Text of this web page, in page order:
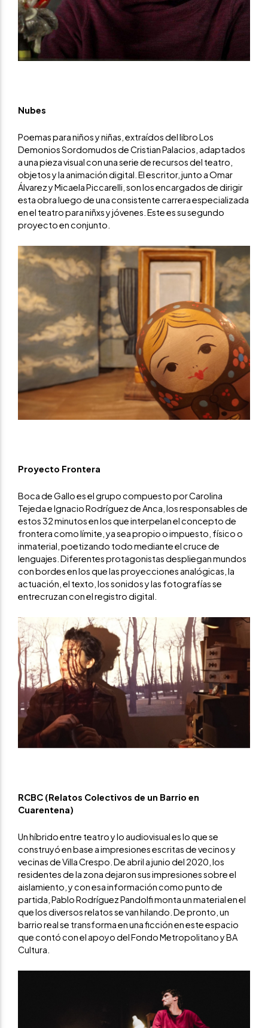
Nubes
Poemas para niños y niñas, extraídos del libro Los
Demonios Sordomudos de Cristian Palacios, adaptados
a una pieza visual con una serie de recursos del teatro,
objetos y la animación digital. El escritor, junto a Omar
Álvarez y Micaela Piccarelli, son los encargados de dirigir
esta obra luego de una consistente carrera especializada
en el teatro para niñxs y jóvenes. Este es su segundo
proyecto en conjunto.
Proyecto Frontera
Boca de Gallo es el grupo compuesto por Carolina
Tejeda e Ignacio Rodríguez de Anca, los responsables de
estos 32 minutos en los que interpelan el concepto de
frontera como límite, ya sea propio o impuesto, físico o
inmaterial, poetizando todo mediante el cruce de
lenguajes. Diferentes protagonistas despliegan mundos
con bordes en los que las proyecciones analógicas, la
actuación, el texto, los sonidos y las fotografías se
entrecruzan con el registro digital.
RCBC (Relatos Colectivos de un Barrio en
Cuarentena)
Un híbrido entre teatro y lo audiovisual es lo que se
construyó en base a impresiones escritas de vecinos y
vecinas de Villa Crespo. De abril a junio del 2020, los
residentes de la zona dejaron sus impresiones sobre el
aislamiento, y con esa información como punto de
partida, Pablo Rodríguez Pandolfi monta un material en el
que los diversos relatos se van hilando. De pronto, un
barrio real se transforma en una ficción en este espacio
que contó con el apoyo del Fondo Metropolitano y BA
Cultura.